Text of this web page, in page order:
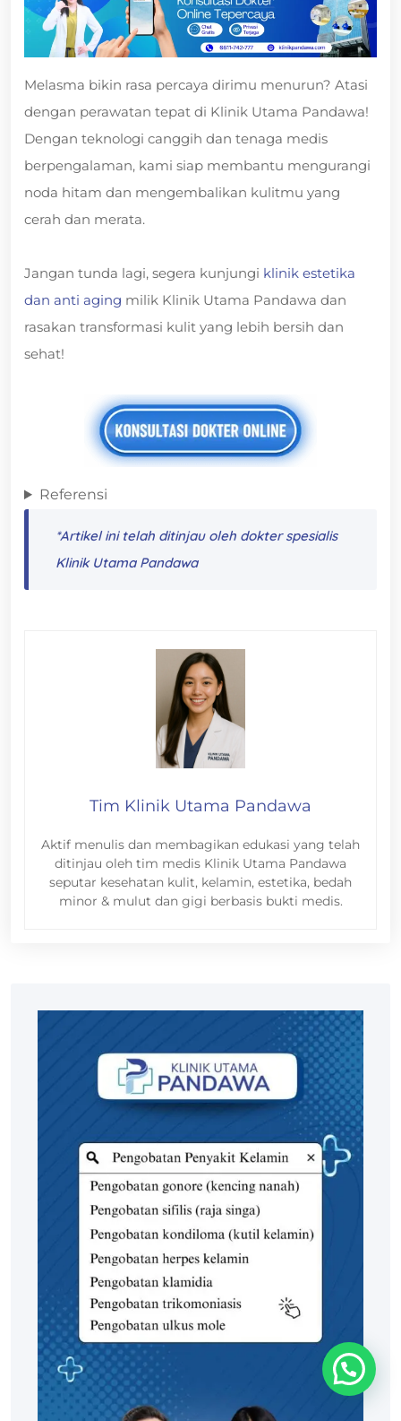
Melasma bikin rasa percaya dirimu menurun? Atasi
dengan perawatan tepat di Klinik Utama Pandawa!
Dengan teknologi canggih dan tenaga medis
berpengalaman, kami siap membantu mengurangi
noda hitam dan mengembalikan kulitmu yang
cerah dan merata.
Jangan tunda lagi, segera kunjungi klinik estetika
dan anti aging milik Klinik Utama Pandawa dan
rasakan transformasi kulit yang lebih bersih dan
sehat!
Referensi
*Artikel ini telah ditinjau oleh dokter spesialis
Klinik Utama Pandawa
Tim Klinik Utama Pandawa
Aktif menulis dan membagikan edukasi yang telah
ditinjau oleh tim medis Klinik Utama Pandawa
seputar kesehatan kulit, kelamin, estetika, bedah
minor & mulut dan gigi berbasis bukti medis.